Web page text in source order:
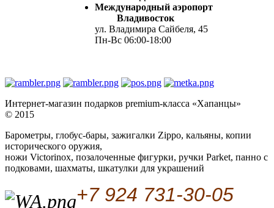
Международный аэропорт
Владивосток
ул. Владимира Сайбеля, 45
Пн-Вс 06:00-18:00
Интернет-магазин подарков premium-класса «Хапанцы»
© 2015
Барометры, глобус-бары, зажигалки Zippo, кальяны, копии
исторического оружия,
ножи Victorinox, позалоченные фигурки, ручки Parket, панно с
подковами, шахматы, шкатулки для украшений
+7 924 731-30-05